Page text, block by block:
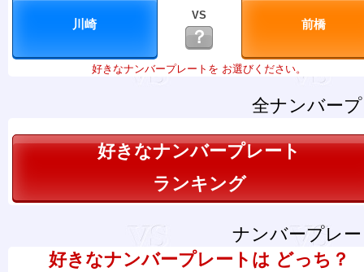
VS
？
好きなナンバープレートを お選びください。
全ナンバー
好きなナンバープレート
ランキング
ナンバープレ
好きなナンバープレートは どっち？